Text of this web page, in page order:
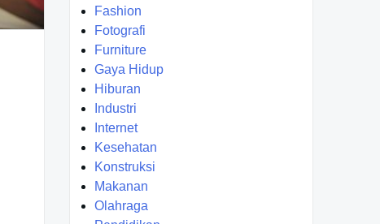
Fashion
Fotografi
Furniture
Gaya Hidup
Hiburan
Industri
Internet
Kesehatan
Konstruksi
Makanan
Olahraga